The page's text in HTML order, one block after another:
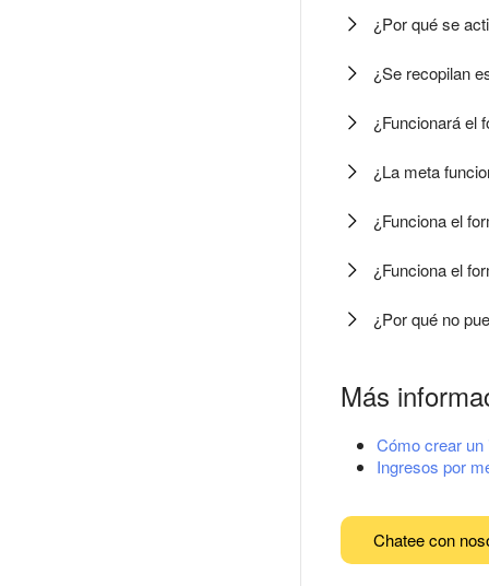
¿Por qué se
¿Se recopilan
¿Funcionará el
¿La meta
¿Funciona el
¿Funciona el
¿Por qué no
Más
Cómo crear un
Ingresos por
Chatee con